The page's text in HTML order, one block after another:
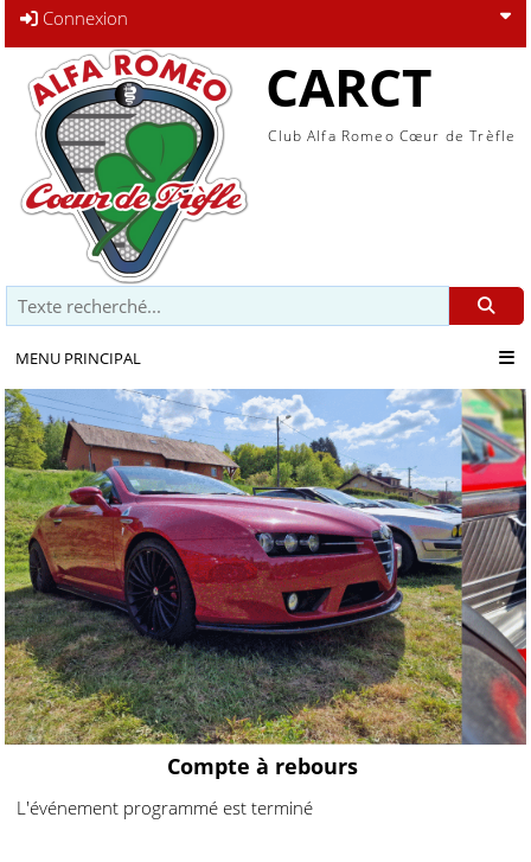
Connexion
CARCT
Club Alfa Romeo Cœur de Trèfle
Recherche
MENU PRINCIPAL
Compte à rebours
L'événement programmé est terminé